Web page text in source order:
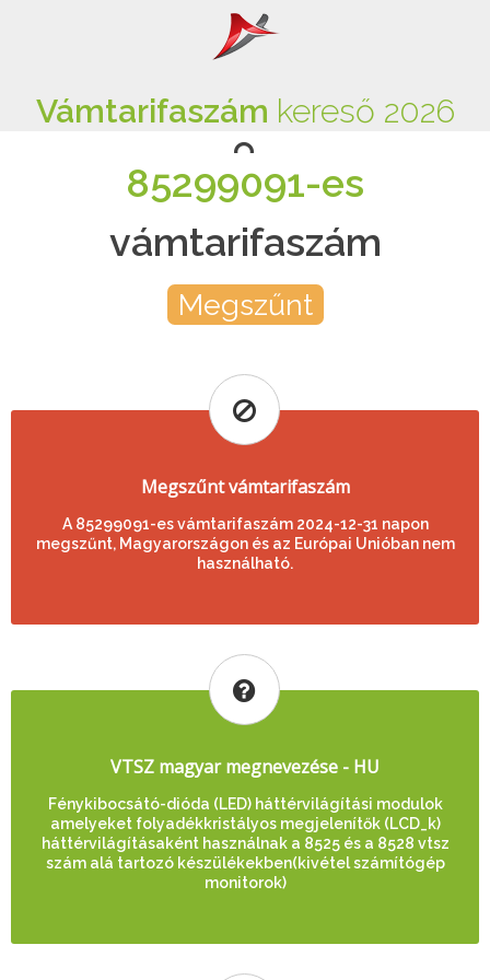
Vámtarifaszám kereső 2026
85299091-es
vámtarifaszám
Megszűnt
Megszűnt vámtarifaszám
A 85299091-es vámtarifaszám 2024-12-31 napon
megszűnt, Magyarországon és az Európai Unióban nem
használható.
VTSZ magyar megnevezése - HU
Fénykibocsátó-dióda (LED) háttérvilágítási modulok
amelyeket folyadékkristályos megjelenítők (LCD_k)
háttérvilágításaként használnak a 8525 és a 8528 vtsz
szám alá tartozó készülékekben(kivétel számítógép
monitorok)